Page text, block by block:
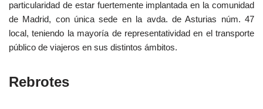
particularidad de estar fuertemente implantada en la comunidad
de Madrid, con única sede en la avda. de Asturias núm. 47
local, teniendo la mayoría de representatividad en el transporte
público de viajeros en sus distintos ámbitos.
Rebrotes